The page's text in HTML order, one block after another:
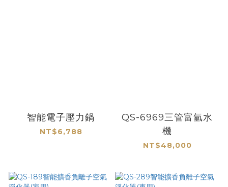
智能電子壓力鍋
NT$6,788
QS-6969三管富氫水
機
NT$48,000